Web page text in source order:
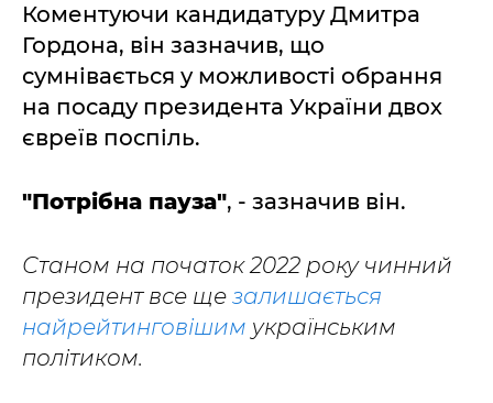
Коментуючи кандидатуру Дмитра
Гордона, він зазначив, що
сумнівається у можливості обрання
на посаду президента України двох
євреїв поспіль.
"Потрібна пауза", - зазначив він.
Станом на початок 2022 року чинний
президент все ще залишається
найрейтинговішим українським
політиком.